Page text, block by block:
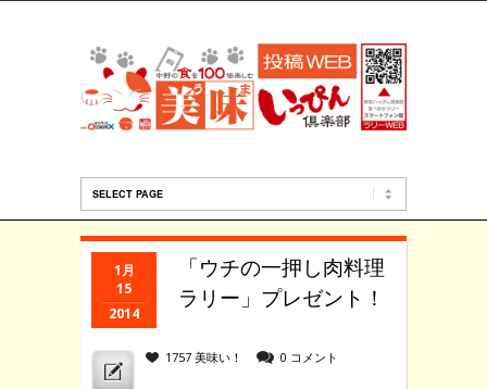
1月
15
2014
「ウチの一押し肉料理
ラリー」プレゼント！
1757 美味い！ 0 コメント